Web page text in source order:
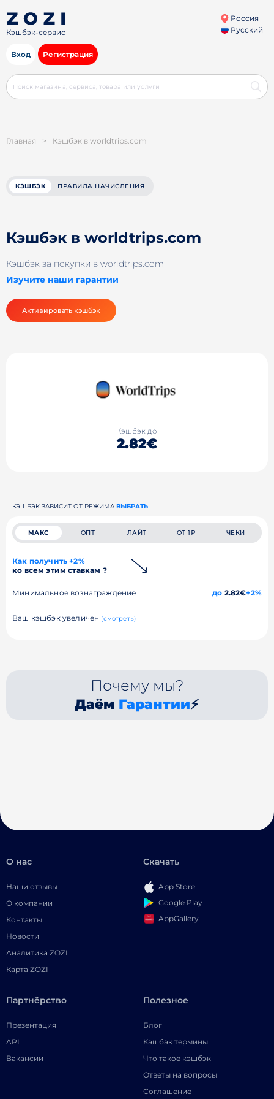
Кэшбэк-сервис
Россия
Русский
Вход Регистрация
Главная > Кэшбэк в worldtrips.com
КЭШБЭК ПРАВИЛА НАЧИСЛЕНИЯ
Кэшбэк в worldtrips.com
Кэшбэк за покупки в worldtrips.com
Изучите наши гарантии
Активировать кэшбэк
Кэшбэк до
2.82€
КЭШБЭК ЗАВИСИТ ОТ РЕЖИМА ВЫБРАТЬ
МАКС ОПТ ЛАЙТ ОТ 1₽ ЧЕКИ
Как получить +2%
ко всем этим ставкам ?
Минимальное вознаграждение до 2.82€+2%
Ваш кэшбэк увеличен (смотреть)
Почему мы?
Даём Гарантии⚡
О нас
Наши отзывы
О компании
Контакты
Новости
Аналитика ZOZI
Карта ZOZI
Скачать
App Store
Google Play
AppGallery
Партнёрство
Презентация
API
Вакансии
Полезное
Блог
Кэшбэк термины
Что такое кэшбэк
Ответы на вопросы
Соглашение